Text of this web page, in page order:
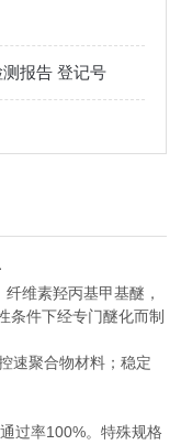
报告 登记号
维素羟丙基甲基醚，
条件下经专门醚化而制
速聚合物材料；稳定
过率100%。特殊规格